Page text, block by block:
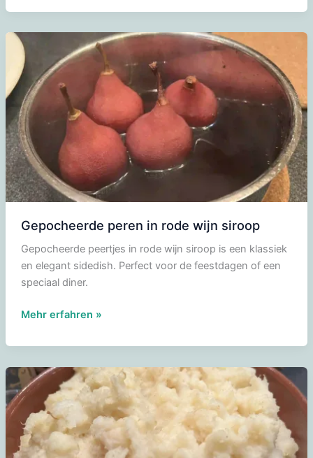
Gepocheerde peren in rode wijn siroop
Gepocheerde peertjes in rode wijn siroop is een klassiek
en elegant sidedish. Perfect voor de feestdagen of een
speciaal diner.
Gepocheerde
in
rode
wijn
siroop
Mehr erfahren »